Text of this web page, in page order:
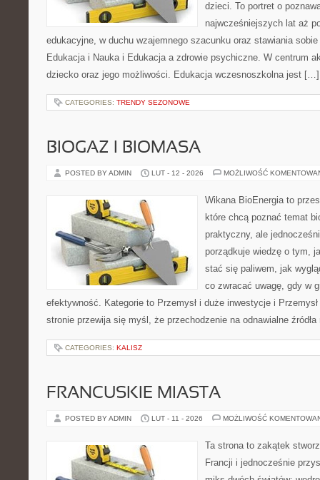
dzieci. To portret o
najwcześniejszych lat aż
edukacyjne, w duchu wzajemnego szacunku oraz stawiania
Edukacja i Nauka i Edukacja a zdrowie psychiczne. W centrum
dziecko oraz jego możliwości. Edukacja wczesnoszkolna jest […]
CATEGORIES: TRENDY SEZONOWE
BIOGAZ I BIOMASA
POSTED BY ADMIN LUT - 12 - 2026 MOŻLIWOŚĆ
Wikana BioEnergia to
które chcą poznać temat
praktyczny, ale
porządkuje wiedzę o tym,
stać się paliwem, jak
co zwracać uwagę, gdy w
efektywność. Kategorie to Przemysł i duże inwestycje i
stronie przewija się myśl, że przechodzenie na odnawialne
CATEGORIES: KALISZ
FRANCUSKIE MIASTA
POSTED BY ADMIN LUT - 11 - 2026 MOŻLIWOŚĆ
Ta strona to zakątek
Francji i jednocześnie